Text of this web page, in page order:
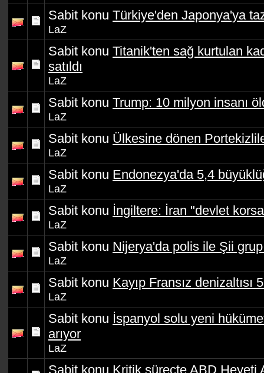
Sabit konu Türkiye'den Japonya'ya
LaZ
Sabit konu Titanik'ten sağ kurtulan
satıldı
LaZ
Sabit konu Trump: 10 milyon insanı
LaZ
Sabit konu Ülkesine dönen
LaZ
Sabit konu Endonezya'da 5,4
LaZ
Sabit konu İngiltere: İran "devlet
LaZ
Sabit konu Nijerya'da polis ile Şii grup
LaZ
Sabit konu Kayıp Fransız denizaltısı
LaZ
Sabit konu İspanyol solu yeni
arıyor
LaZ
Sabit konu Kritik süreçte ABD Heyeti